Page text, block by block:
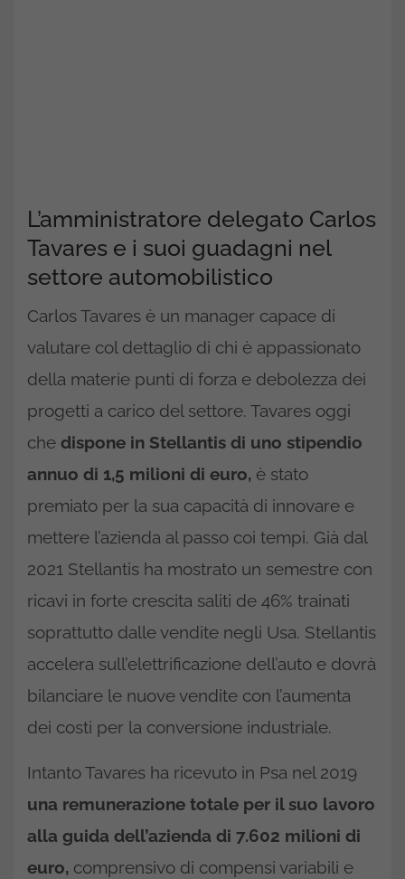
L’amministratore delegato Carlos
Tavares e i suoi guadagni nel
settore automobilistico
Carlos Tavares è un manager capace di
valutare col dettaglio di chi è appassionato
della materie punti di forza e debolezza dei
progetti a carico del settore. Tavares oggi
che dispone in Stellantis di uno stipendio
annuo di 1,5 milioni di euro, è stato
premiato per la sua capacità di innovare e
mettere l’azienda al passo coi tempi. Già dal
2021 Stellantis ha mostrato un semestre con
ricavi in forte crescita saliti de 46% trainati
soprattutto dalle vendite negli Usa. Stellantis
accelera sull’elettrificazione dell’auto e dovrà
bilanciare le nuove vendite con l’aumenta
dei costi per la conversione industriale.
Intanto Tavares ha ricevuto in Psa nel 2019
una remunerazione totale per il suo lavoro
alla guida dell’azienda di 7.602 milioni di
euro, comprensivo di compensi variabili e